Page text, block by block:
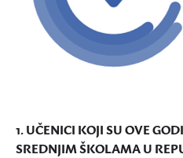
1. UČENICI KOJI SU OVE
SREDNJIM ŠKOLAMA U